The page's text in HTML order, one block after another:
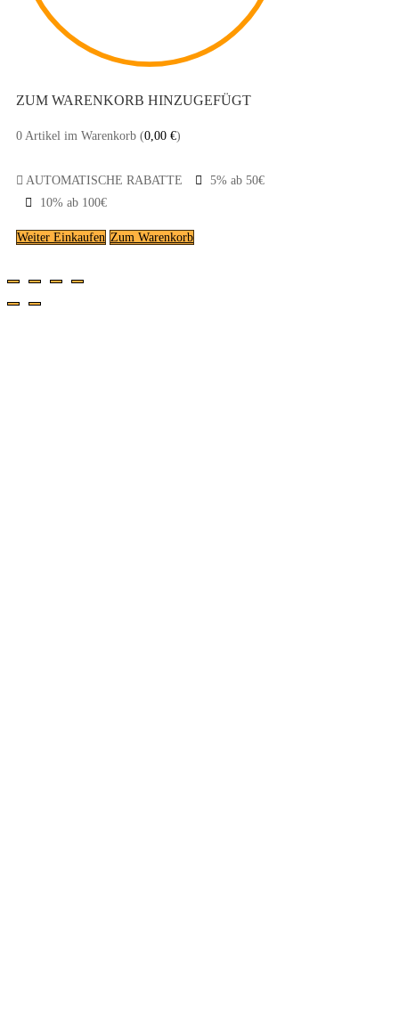
ZUM WARENKORB HINZUGEFÜGT
0 Artikel im Warenkorb (0,00 €)
AUTOMATISCHE RABATTE
5% ab 50€
10% ab 100€
Weiter Einkaufen Zum Warenkorb